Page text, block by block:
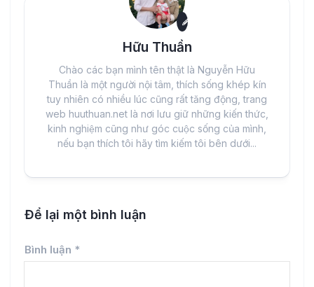
Hữu Thuần
Chào các bạn mình tên thật là Nguyễn Hữu
Thuần là một người nội tâm, thích sống khép kín
tuy nhiên có nhiều lúc cũng rất tăng động, trang
web huuthuan.net là nơi lưu giữ những kiến thức,
kinh nghiệm cũng như góc cuộc sống của mình,
nếu bạn thích tôi hãy tìm kiếm tôi bên dưới...
Để lại một bình luận
Bình luận *